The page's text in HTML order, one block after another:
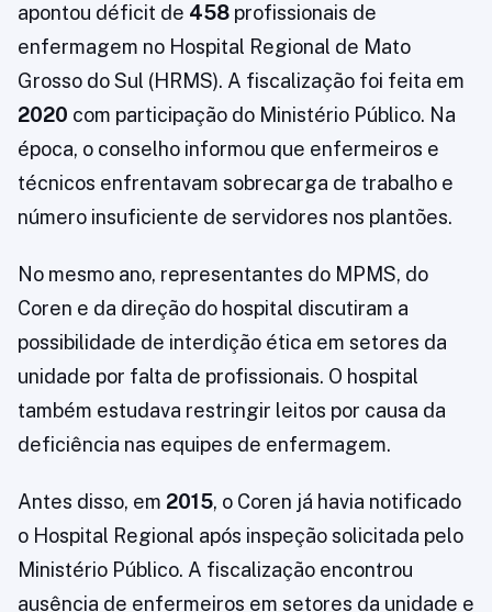
apontou déficit de 458 profissionais de
enfermagem no Hospital Regional de Mato
Grosso do Sul (HRMS). A fiscalização foi feita em
2020 com participação do Ministério Público. Na
época, o conselho informou que enfermeiros e
técnicos enfrentavam sobrecarga de trabalho e
número insuficiente de servidores nos plantões.
No mesmo ano, representantes do MPMS, do
Coren e da direção do hospital discutiram a
possibilidade de interdição ética em setores da
unidade por falta de profissionais. O hospital
também estudava restringir leitos por causa da
deficiência nas equipes de enfermagem.
Antes disso, em 2015, o Coren já havia notificado
o Hospital Regional após inspeção solicitada pelo
Ministério Público. A fiscalização encontrou
ausência de enfermeiros em setores da unidade e